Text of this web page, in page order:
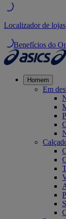
Localizador de lojas
Benefícios do
Homem
Em